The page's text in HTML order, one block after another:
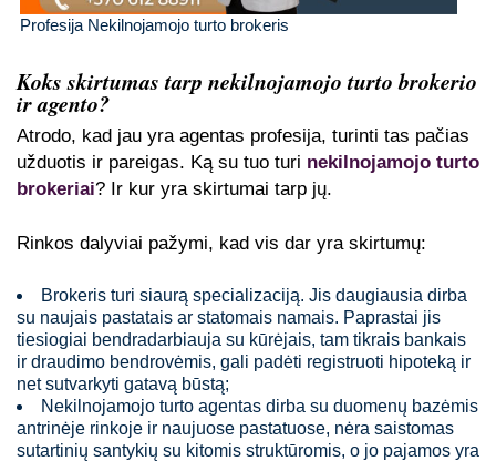
Profesija Nekilnojamojo turto brokeris
Koks skirtumas tarp nekilnojamojo turto brokerio
ir agento?
Atrodo, kad jau yra agentas profesija, turinti tas pačias
užduotis ir pareigas. Ką su tuo turi nekilnojamojo turto
brokeriai? Ir kur yra skirtumai tarp jų.
Rinkos dalyviai pažymi, kad vis dar yra skirtumų:
Brokeris turi siaurą specializaciją. Jis daugiausia dirba
su naujais pastatais ar statomais namais. Paprastai jis
tiesiogiai bendradarbiauja su kūrėjais, tam tikrais bankais
ir draudimo bendrovėmis, gali padėti registruoti hipoteką ir
net sutvarkyti gatavą būstą;
Nekilnojamojo turto agentas dirba su duomenų bazėmis
antrinėje rinkoje ir naujuose pastatuose, nėra saistomas
sutartinių santykių su kitomis struktūromis, o jo pajamos yra